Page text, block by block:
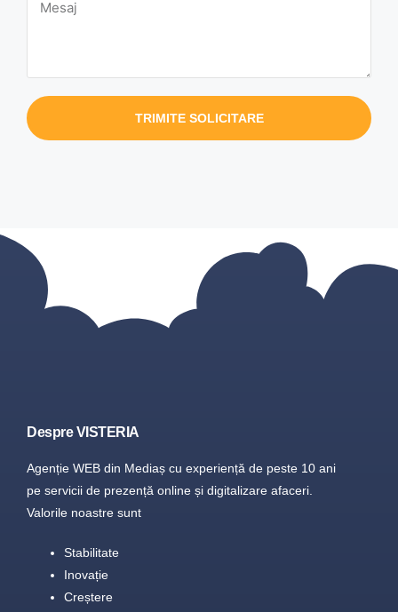
TRIMITE SOLICITARE
Despre VISTERIA
Agenție WEB din Mediaș cu experiență de peste 10 ani
pe servicii de prezență online și digitalizare afaceri.
Valorile noastre sunt
Stabilitate
Inovație
Creștere